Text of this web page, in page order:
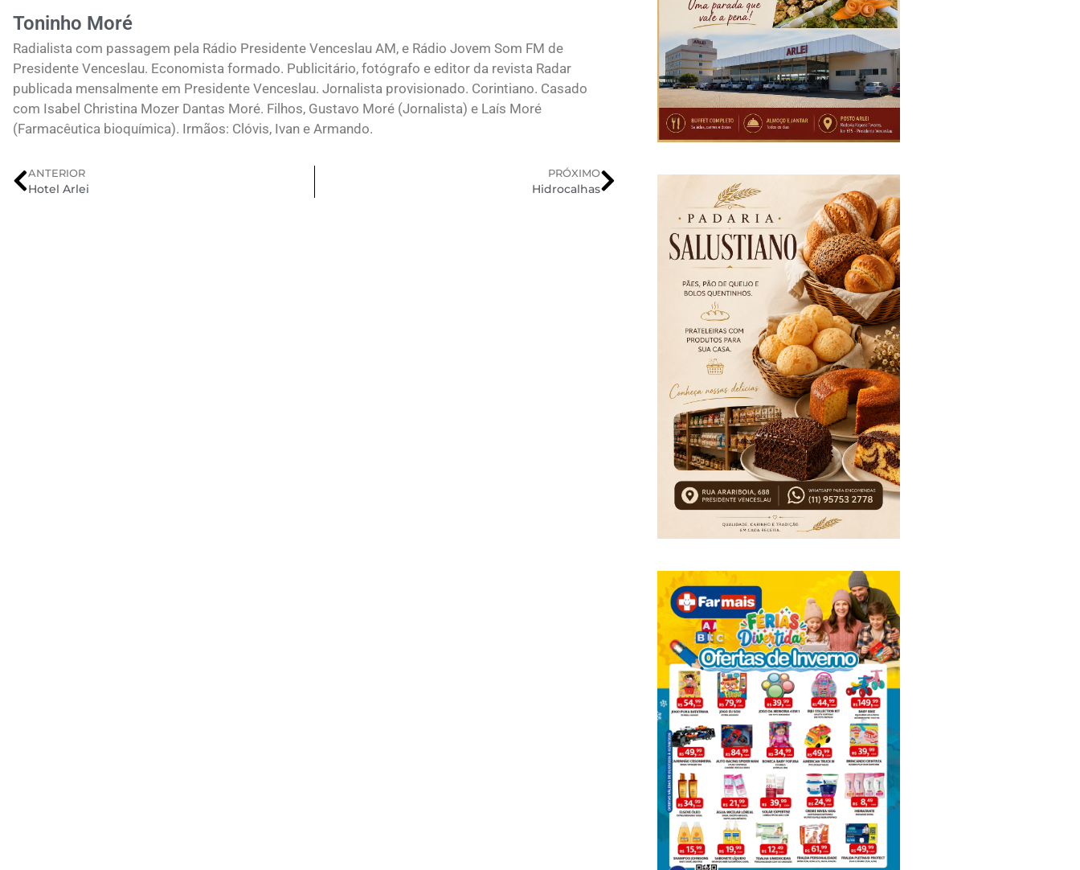
Toninho Moré
Radialista com passagem pela Rádio Presidente Venceslau AM, e Rádio Jovem Som FM de
Presidente Venceslau. Economista formado. Publicitário, fotógrafo e editor da revista Radar
publicada mensalmente em Presidente Venceslau. Jornalista provisionado. Corintiano. Casado
com Isabel Christina Mozer Dantas Moré. Filhos, Gustavo Moré (Jornalista) e Laís Moré
(Farmacêutica bioquímica). Irmãos: Clóvis, Ivan e Armando.
ANTERIOR
Hotel Arlei
PRÓXIMO
Hidrocalhas